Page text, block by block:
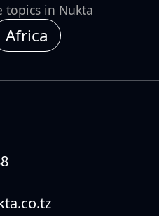
in Nukta
Africa